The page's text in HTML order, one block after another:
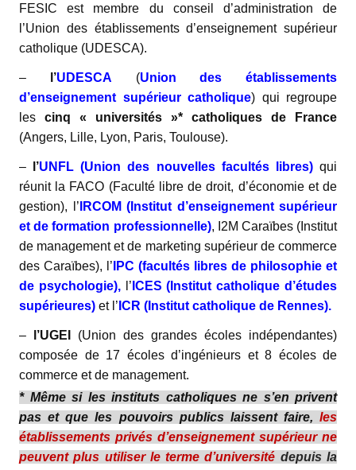
FESIC est membre du conseil d’administration de
l’Union des établissements d’enseignement supérieur
catholique (UDESCA).
– l’UDESCA (Union des établissements
d’enseignement supérieur catholique) qui regroupe
les cinq « universités »* catholiques de France
(Angers, Lille, Lyon, Paris, Toulouse).
– l’UNFL (Union des nouvelles facultés libres)qui
réunit la FACO (Faculté libre de droit, d’économie et de
gestion), l’ IRCOM (Institut d’enseignement supérieur
et de formation professionnelle), I2M Caraïbes (Institut
de management et de marketing supérieur de commerce
des Caraïbes), l’ IPC (facultés libres de philosophie et
de psychologie),l’ ICES (Institut catholique d’études
supérieures) et l’ ICR (Institut catholique de Rennes).
– l’UGEI
(Union des grandes écoles indépendantes)
composée de 17 écoles d’ingénieurs et 8 écoles de
commerce et de management.
* Même si les instituts catholiques ne s’en privent
pas et que les pouvoirs publics laissent faire, les
établissements privés d’enseignement supérieur ne
peuvent plus utiliser le terme d’université depuis la